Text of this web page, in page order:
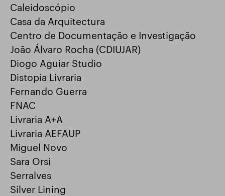
Caleidoscópio
Casa da Arquitectura
Centro de Documentação e Investigação
João Álvaro Rocha (CDIUJAR)
Diogo Aguiar Studio
Distopia Livraria
Fernando Guerra
FNAC
Livraria A+A
Livraria AEFAUP
Miguel Novo
Sara Orsi
Serralves
Silver Lining